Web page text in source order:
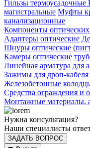
Гильзы
магистральные Муфты
канализационные
Компоненты оптических
Адаптеры оптические
Шнуры оптические
Камеры оптические
Линейная арматура для
Зажимы для дроп-кабеля
Железобетонные
Средства ограждения и
Монтажные материалы,
Нужна консультация?
Наши специалисты
ЗАДАТЬ ВОПРОС